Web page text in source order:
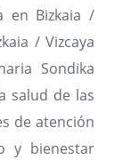
en Bizkaia /
/ Vizcaya
Sondika
salud de las
de atención
y bienestar